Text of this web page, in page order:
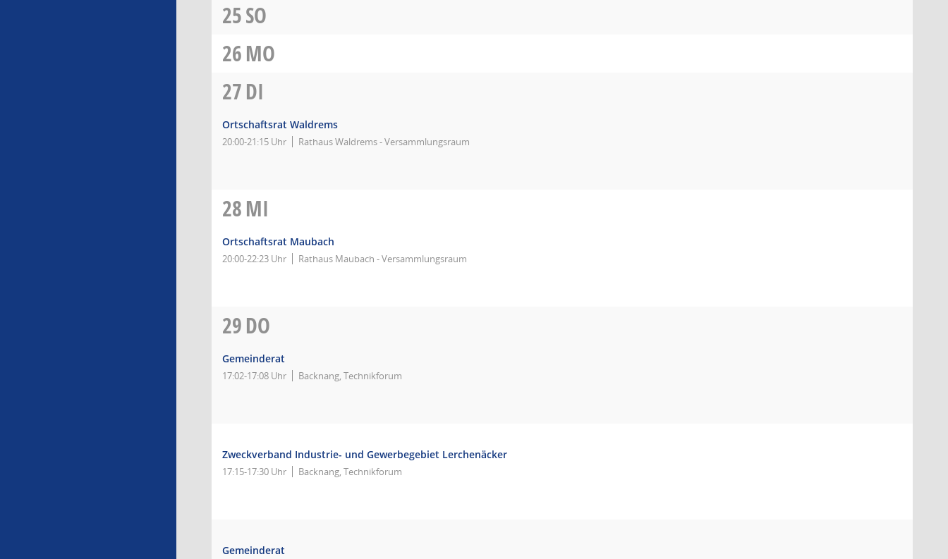
25SO
26MO
27DI
Ortschaftsrat Waldrems
20:00-21:15 Uhr Rathaus Waldrems - Versammlungsraum
28MI
Ortschaftsrat Maubach
20:00-22:23 Uhr Rathaus Maubach - Versammlungsraum
29DO
Gemeinderat
17:02-17:08 Uhr Backnang, Technikforum
Zweckverband Industrie- und Gewerbegebiet Lerchenäcker
17:15-17:30 Uhr Backnang, Technikforum
Gemeinderat